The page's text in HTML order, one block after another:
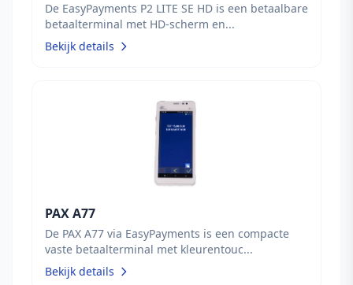
De EasyPayments P2 LITE SE HD is een betaalbare
betaalterminal met HD-scherm en...
Bekijk details
PAX A77
De PAX A77 via EasyPayments is een compacte
vaste betaalterminal met kleurentouc...
Bekijk details